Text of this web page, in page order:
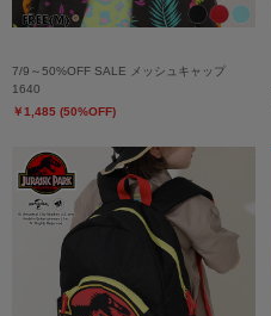
7/9～50%OFF SALE メッシュキャップ
1640
￥1,485 (50%OFF)